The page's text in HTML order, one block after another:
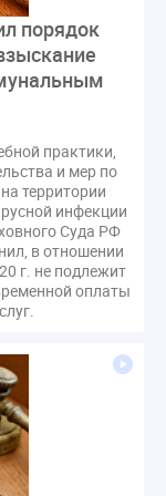
палата
вебинар
ЖКХ
Путин
порядок
практики,
и мер по
территории
инфекции
Суда РФ
в отношении
г. не подлежит
оплаты